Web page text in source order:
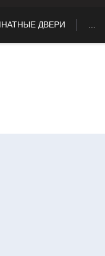
ДВЕРИ